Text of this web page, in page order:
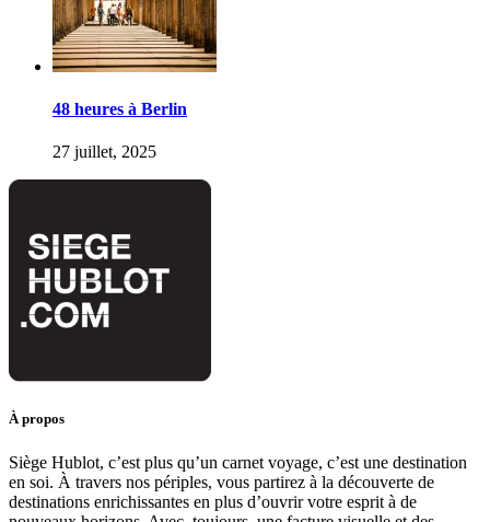
48 heures à Berlin
27 juillet, 2025
À propos
Siège Hublot, c’est plus qu’un carnet voyage, c’est une destination
en soi. À travers nos périples, vous partirez à la découverte de
destinations enrichissantes en plus d’ouvrir votre esprit à de